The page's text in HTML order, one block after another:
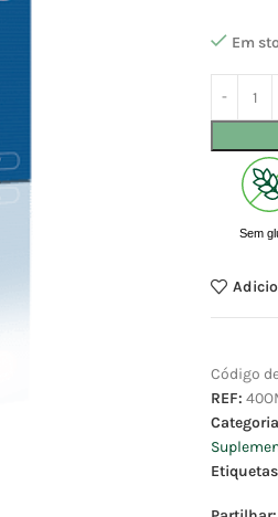
Em
Sem
Código
REF: